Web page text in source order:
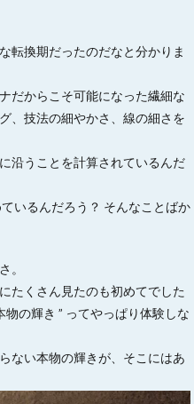
転換期だったのだなと分かりま
だからこそ可能になった繊細な
、技法の細やかさ、線の細さを
沿うことを計算されているんだ
いるんだろう？ そんなことばか
。
たくさん見たのも初めてでした
の輝き ” ってやっぱり体験しな
ない本物の輝きが、そこにはあ